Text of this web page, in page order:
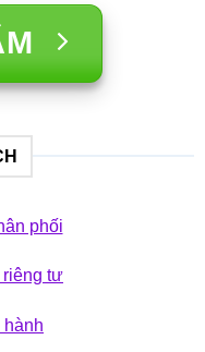
phối
riêng tư
hành